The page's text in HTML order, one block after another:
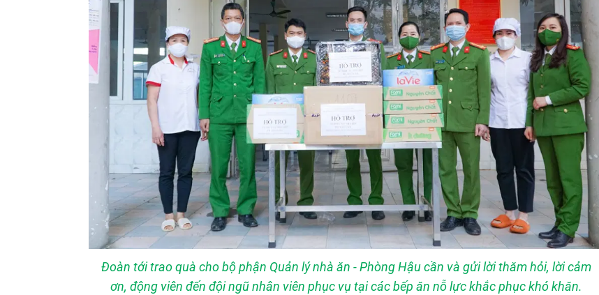
Đoàn tới trao quà cho bộ phận Quản lý nhà ăn - Phòng Hậu cần và gửi lời thăm hỏi, lời cảm
ơn, động viên đến đội ngũ nhân viên phục vụ tại các bếp ăn nỗ lực khắc phục khó khăn.